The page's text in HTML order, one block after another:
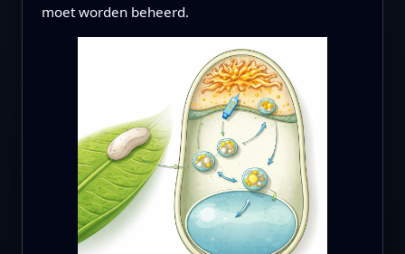
moet worden beheerd.